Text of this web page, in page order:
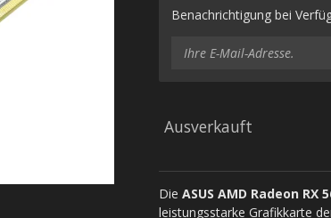
Benachrichtigung bei
Ausverkauft
Die ASUS AMD Radeon RX
leistungsstarke Grafikkarte